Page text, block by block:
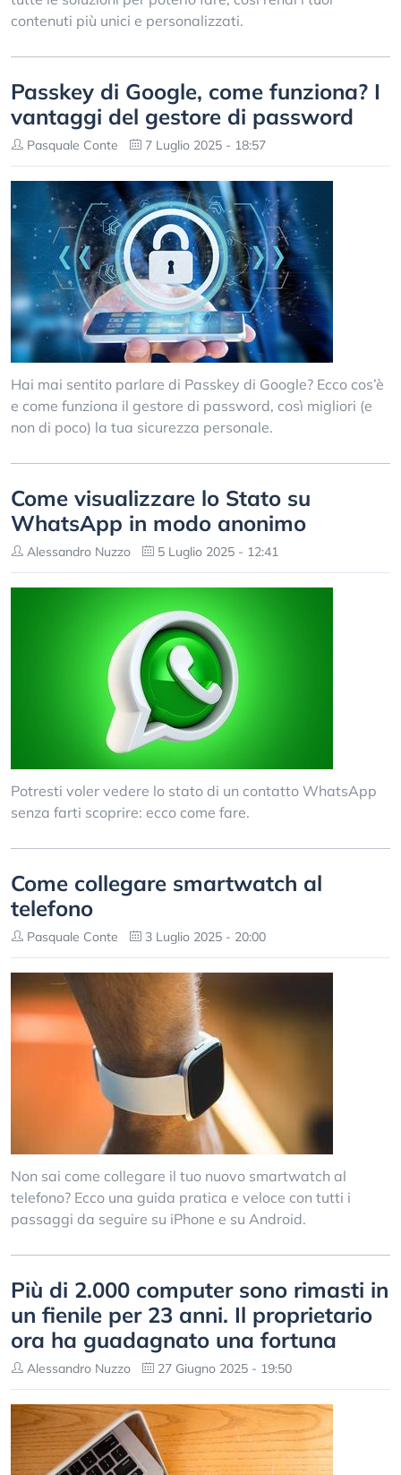
contenuti più unici e personalizzati.
Passkey di Google, come funziona? I
vantaggi del gestore di password
Pasquale Conte 7 Luglio 2025 - 18:57
Hai mai sentito parlare di Passkey di Google? Ecco cos’è
e come funziona il gestore di password, così migliori (e
non di poco) la tua sicurezza personale.
Come visualizzare lo Stato su
WhatsApp in modo anonimo
Alessandro Nuzzo 5 Luglio 2025 - 12:41
Potresti voler vedere lo stato di un contatto WhatsApp
senza farti scoprire: ecco come fare.
Come collegare smartwatch al
telefono
Pasquale Conte 3 Luglio 2025 - 20:00
Non sai come collegare il tuo nuovo smartwatch al
telefono? Ecco una guida pratica e veloce con tutti i
passaggi da seguire su iPhone e su Android.
Più di 2.000 computer sono rimasti in
un fienile per 23 anni. Il proprietario
ora ha guadagnato una fortuna
Alessandro Nuzzo 27 Giugno 2025 - 19:50